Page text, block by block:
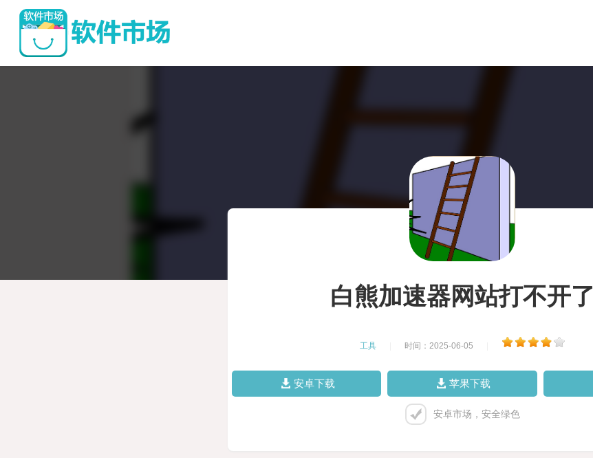
白熊加速器网站打不开了
工具 时间：2025-06-05
安卓下载 苹果下载
安卓市场，安全绿色